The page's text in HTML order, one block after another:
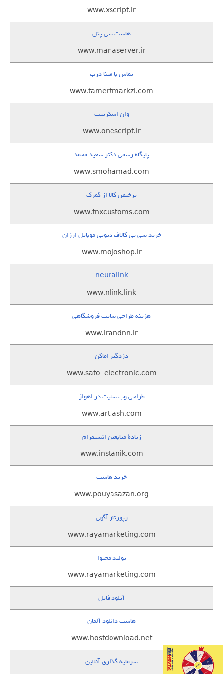
www.xscript.ir
هاست سی پنل
www.manaserver.ir
تماس با مینا درب
www.tamertmarkzi.com
وان اسکریپت
www.onescript.ir
پایگاه رسمی دکتر سعید محمد
www.smohamad.com
ترخیص کالا از گمرک
www.fnxcustoms.com
خرید سی پی کالاف دیوتی موبایل ارزان
www.mojoshop.ir
neuralink
www.nlink.link
هزینه طراحی سایت فروشگاهی
www.irandnn.ir
دزدگیر اماکن
www.sato-electronic.com
طراحی وب سایت در اهواز
www.artiash.com
زيادة متابعين انستقرام
www.instanik.com
خرید هاست
www.pouyasazan.org
رپورتاژ آگهی
www.rayamarketing.com
تولید محتوا
www.rayamarketing.com
آپلود فایل
هاست دانلود آلمان
www.hostdownload.net
سرمایه گذاری آنلاین